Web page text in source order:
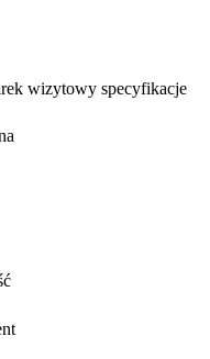
wizytowy specyfikacje